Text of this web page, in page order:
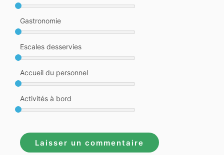
Gastronomie
Escales desservies
Accueil du personnel
Activités à bord